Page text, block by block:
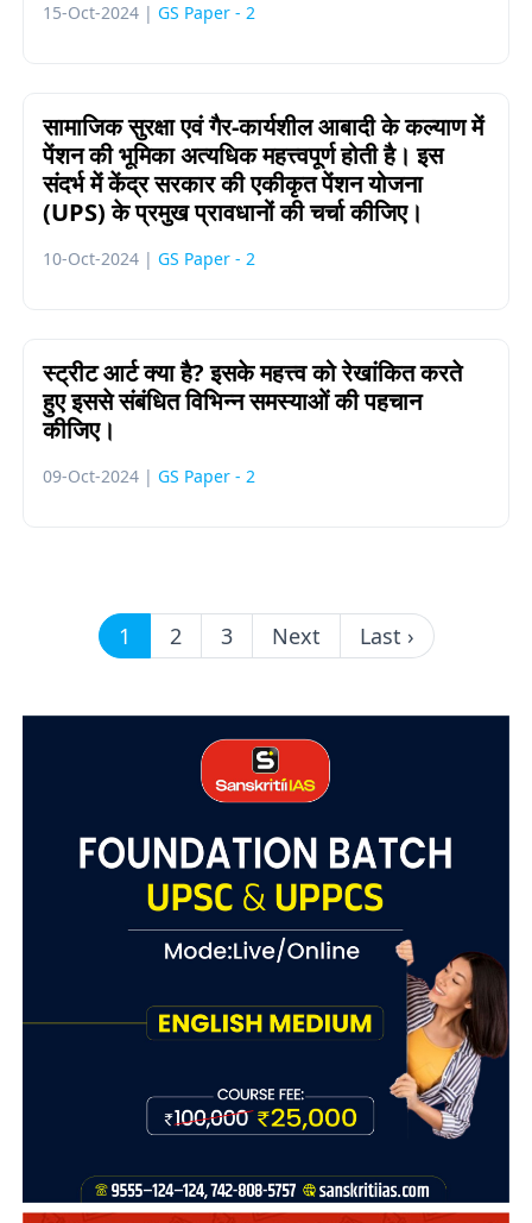
15-Oct-2024 | GS Paper - 2
सामाजिक सुरक्षा एवं गैर-कार्यशील आबादी के कल्याण में
पेंशन की भूमिका अत्यधिक महत्त्वपूर्ण होती है। इस
संदर्भ में केंद्र सरकार की एकीकृत पेंशन योजना
(UPS) के प्रमुख प्रावधानों की चर्चा कीजिए।
10-Oct-2024 | GS Paper - 2
स्ट्रीट आर्ट क्या है? इसके महत्त्व को रेखांकित करते
हुए इससे संबंधित विभिन्न समस्याओं की पहचान
कीजिए।
09-Oct-2024 | GS Paper - 2
1 2 3 Next Last ›